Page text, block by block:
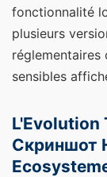
fonctionnalité
plusieurs
sensibles
L'Evolution
Скриншот